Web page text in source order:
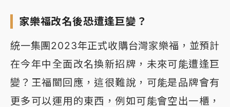
家樂福改名後恐遭逢巨變？
統一集團2023年正式收購台灣家樂福，並預計
在今年中全面改名換新招牌，未來可能遭逢巨
變？王福闓回應，這很難說，可能是品牌會有
更多可以運用的東西，例如可能會空出一櫃，